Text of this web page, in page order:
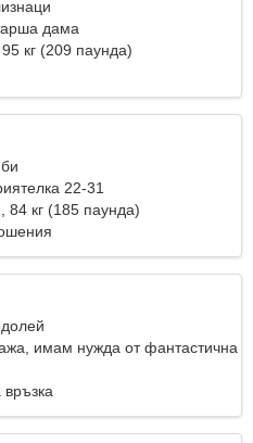
дама
кг (209 паунда)
22-31
84 кг (185 паунда)
имам нужда от фантастична
връзка